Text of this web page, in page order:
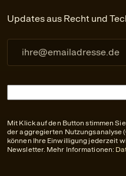
Updates aus Recht und
Mit Klick auf den Button stimmen
der aggregierten Nutzungsanalyse
können Ihre Einwilligung jederzeit
Newsletter. Mehr Informationen: